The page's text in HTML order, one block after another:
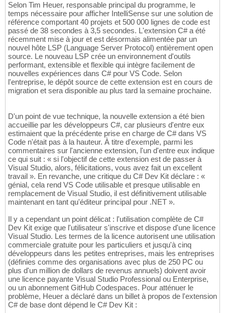
Selon Tim Heuer, responsable principal du programme, le
temps nécessaire pour afficher IntelliSense sur une solution de
référence comportant 40 projets et 500 000 lignes de code est
passé de 38 secondes à 3,5 secondes. L'extension C# a été
récemment mise à jour et est désormais alimentée par un
nouvel hôte LSP (Language Server Protocol) entièrement open
source. Le nouveau LSP crée un environnement d'outils
performant, extensible et flexible qui intègre facilement de
nouvelles expériences dans C# pour VS Code. Selon
l'entreprise, le dépôt source de cette extension est en cours de
migration et sera disponible au plus tard la semaine prochaine.
D'un point de vue technique, la nouvelle extension a été bien
accueillie par les développeurs C#, car plusieurs d'entre eux
estimaient que la précédente prise en charge de C# dans VS
Code n'était pas à la hauteur. À titre d'exemple, parmi les
commentaires sur l'ancienne extension, l'un d'entre eux indique
ce qui suit : « si l'objectif de cette extension est de passer à
Visual Studio, alors, félicitations, vous avez fait un excellent
travail ». En revanche, une critique du C# Dev Kit déclare : «
génial, cela rend VS Code utilisable et presque utilisable en
remplacement de Visual Studio, il est définitivement utilisable
maintenant en tant qu'éditeur principal pour .NET ».
Il y a cependant un point délicat : l'utilisation complète de C#
Dev Kit exige que l'utilisateur s'inscrive et dispose d'une licence
Visual Studio. Les termes de la licence autorisent une utilisation
commerciale gratuite pour les particuliers et jusqu'à cinq
développeurs dans les petites entreprises, mais les entreprises
(définies comme des organisations avec plus de 250 PC ou
plus d'un million de dollars de revenus annuels) doivent avoir
une licence payante Visual Studio Professional ou Enterprise,
ou un abonnement GitHub Codespaces. Pour atténuer le
problème, Heuer a déclaré dans un billet à propos de l'extension
C# de base dont dépend le C# Dev Kit :